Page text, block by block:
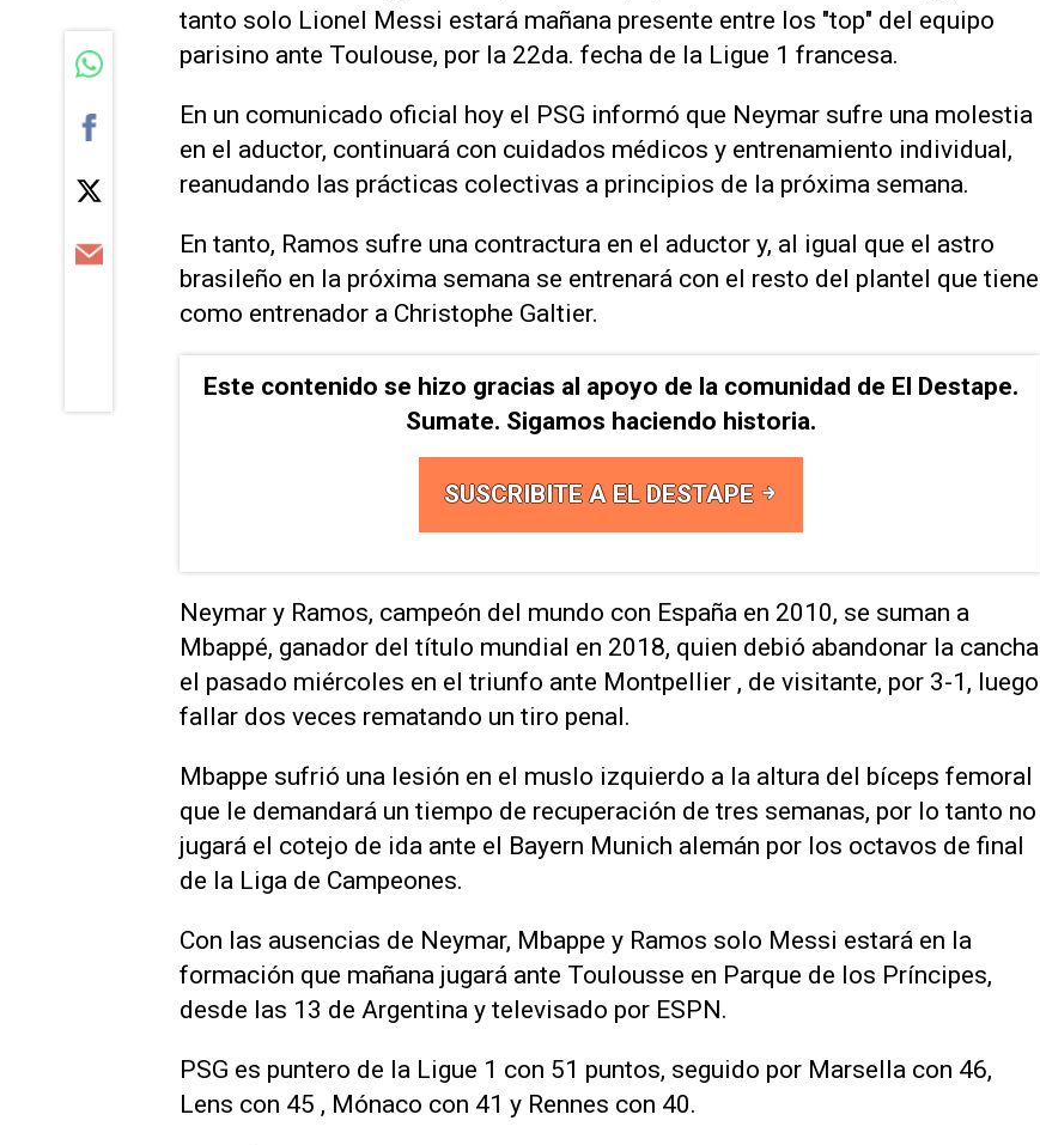
tanto solo Lionel Messi estará mañana presente entre los "top" del equipo
parisino ante Toulouse, por la 22da. fecha de la Ligue 1 francesa.
En un comunicado oficial hoy el PSG informó que Neymar sufre una molestia
en el aductor, continuará con cuidados médicos y entrenamiento individual,
reanudando las prácticas colectivas a principios de la próxima semana.
En tanto, Ramos sufre una contractura en el aductor y, al igual que el astro
brasileño en la próxima semana se entrenará con el resto del plantel que tiene
como entrenador a Christophe Galtier.
Este contenido se hizo gracias al apoyo de la comunidad de El Destape.
Sumate. Sigamos haciendo historia.
SUSCRIBITE A EL DESTAPE
Neymar y Ramos, campeón del mundo con España en 2010, se suman a
Mbappé, ganador del título mundial en 2018, quien debió abandonar la cancha
el pasado miércoles en el triunfo ante Montpellier , de visitante, por 3-1, luego
fallar dos veces rematando un tiro penal.
Mbappe sufrió una lesión en el muslo izquierdo a la altura del bíceps femoral
que le demandará un tiempo de recuperación de tres semanas, por lo tanto no
jugará el cotejo de ida ante el Bayern Munich alemán por los octavos de final
de la Liga de Campeones.
Con las ausencias de Neymar, Mbappe y Ramos solo Messi estará en la
formación que mañana jugará ante Toulousse en Parque de los Príncipes,
desde las 13 de Argentina y televisado por ESPN.
PSG es puntero de la Ligue 1 con 51 puntos, seguido por Marsella con 46,
Lens con 45 , Mónaco con 41 y Rennes con 40.